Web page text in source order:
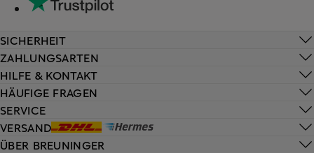
HILFE & KONTAKT
HÄUFIGE FRAGEN
SERVICE
VERSAND
SICHERHEIT
ZAHLUNGSARTEN
ÜBER BREUNINGER